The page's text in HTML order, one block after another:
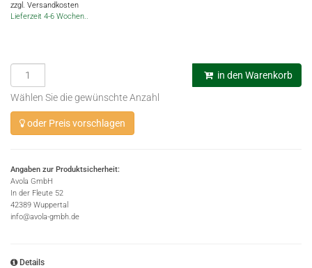
zzgl. Versandkosten
Lieferzeit 4-6 Wochen..
in den Warenkorb
Wählen Sie die gewünschte Anzahl
oder Preis vorschlagen
Angaben zur Produktsicherheit:
Avola GmbH
In der Fleute 52
42389 Wuppertal
info@avola-gmbh.de
Details